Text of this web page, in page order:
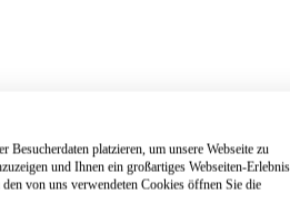
Monats
Besucherdaten platzieren, um unsere Webseite zu
und Ihnen ein großartiges Webseiten-
von uns verwendeten Cookies öffnen Sie die